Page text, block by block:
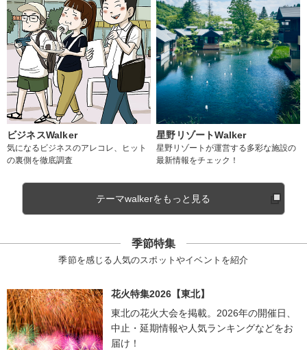
ビジネスWalker
気になるビジネスのアレコレ、ヒット
の裏側を徹底調査
星野リゾートWalker
星野リゾートが運営する多彩な施設の
最新情報をチェック！
テーマwalkerをもっと見る
季節特集
季節を感じる人気のスポットやイベントを紹介
花火特集2026【東北】
東北の花火大会を掲載。2026年の開催日、
中止・延期情報や人気ランキングなどをお
届け！